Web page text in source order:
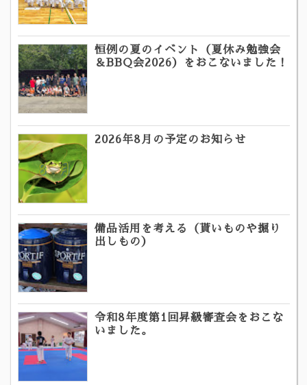
恒例の夏のイベント（夏休み勉強会
＆BBQ会2026）をおこないました！
2026年8月の予定のお知らせ
備品活用を考える（貰いものや掘り
出しもの）
令和8年度第1回昇級審査会をおこな
いました。